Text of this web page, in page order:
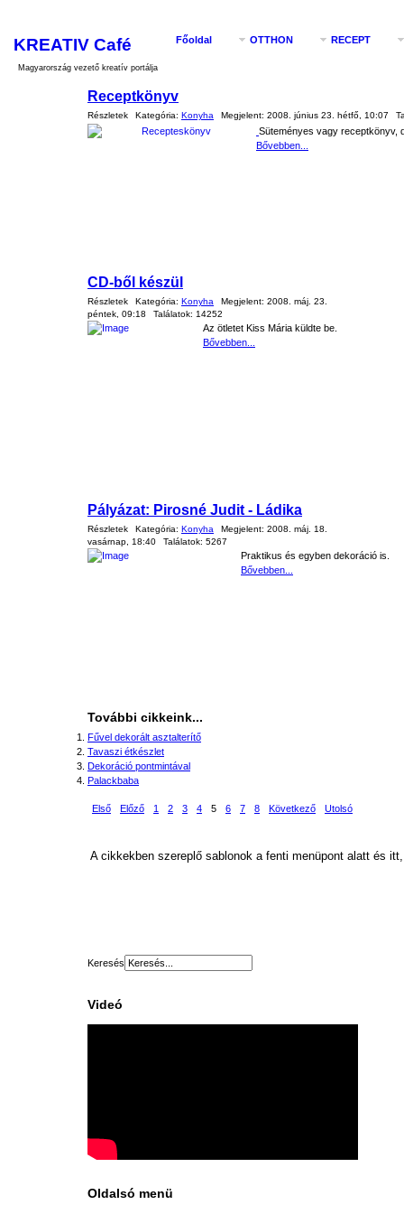
KREATIV Café
Magyarország vezető kreatív portálja
Főoldal OTTHON RECEPT
Receptkönyv
Részletek Kategória: Konyha Megjelent: 2008. június 23. hétfő, 10:07
Süteményes vagy receptkönyv,
Bővebben...
CD-ből készül
Részletek Kategória: Konyha Megjelent: 2008. máj. 23.
péntek, 09:18
Találatok: 14252
Az ötletet Kiss Mária küldte be.
Bővebben...
Pályázat: Pirosné Judit - Ládika
Részletek Kategória: Konyha Megjelent: 2008. máj. 18.
vasárnap, 18:40
Találatok: 5267
Praktikus és egyben dekoráció is.
Bővebben...
További cikkeink...
Fűvel dekorált asztalterítő
Tavaszi étkészlet
Dekoráció pontmintával
Palackbaba
Első Előző 1 2 3 4 5 6 7 8 Következő Utolsó
A cikkekben szereplő sablonok a fenti menüpont alatt és
Keresés
Videó
Oldalsó menü